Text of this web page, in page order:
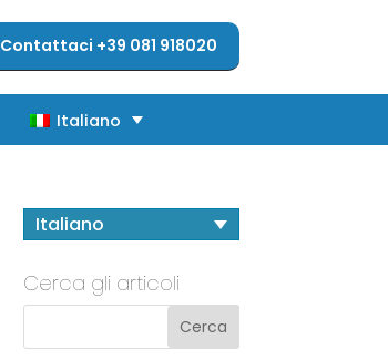
Contattaci +39 081 918020
Italiano
Italiano
Italiano
Cerca gli articoli